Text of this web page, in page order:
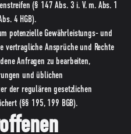
(§ 147 Abs. 3 i. V. m. Abs. 1
4 HGB).
potenzielle Gewährleistungs- und
vertragliche Ansprüche und Rechte
Anfragen zu bearbeiten,
und üblichen
der regulären gesetzlichen
(§§ 195, 199 BGB).